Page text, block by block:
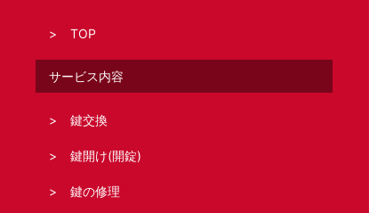
TOP
サービス内容
鍵交換
鍵開け(開錠)
鍵の修理